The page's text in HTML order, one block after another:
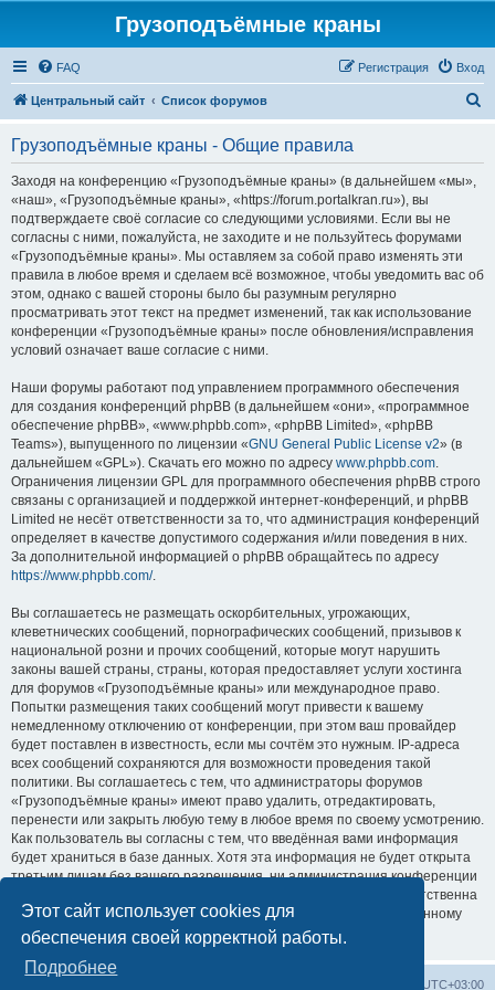
Этот сайт использует cookies для
обеспечения своей корректной работы.
Подробнее
Грузоподъёмные краны
FAQ Вход
Регистрация
Центральный сайт Список форумов
Грузоподъёмные краны - Общие правила
Заходя на конференцию «Грузоподъёмные краны» (в дальнейшем «мы»,
«наш», «Грузоподъёмные краны», «https://forum.portalkran.ru»), вы
подтверждаете своё согласие со следующими условиями. Если вы не
согласны с ними, пожалуйста, не заходите и не пользуйтесь форумами
«Грузоподъёмные краны». Мы оставляем за собой право изменять эти
правила в любое время и сделаем всё возможное, чтобы уведомить вас об
этом, однако с вашей стороны было бы разумным регулярно
просматривать этот текст на предмет изменений, так как использование
конференции «Грузоподъёмные краны» после обновления/исправления
условий означает ваше согласие с ними.
Наши форумы работают под управлением программного обеспечения
для создания конференций phpBB (в дальнейшем «они», «программное
обеспечение phpBB», «www.phpbb.com», «phpBB Limited», «phpBB
Teams»), выпущенного по лицензии «GNU General Public License v2» (в
дальнейшем «GPL»). Скачать его можно по адресу www.phpbb.com.
Ограничения лицензии GPL для программного обеспечения phpBB строго
связаны с организацией и поддержкой интернет-конференций, и phpBB
Limited не несёт ответственности за то, что администрация конференций
определяет в качестве допустимого содержания и/или поведения в них.
За дополнительной информацией о phpBB обращайтесь по адресу
https://www.phpbb.com/.
Вы соглашаетесь не размещать оскорбительных, угрожающих,
клеветнических сообщений, порнографических сообщений, призывов к
национальной розни и прочих сообщений, которые могут нарушить
законы вашей страны, страны, которая предоставляет услуги хостинга
для форумов «Грузоподъёмные краны» или международное право.
Попытки размещения таких сообщений могут привести к вашему
немедленному отключению от конференции, при этом ваш провайдер
будет поставлен в известность, если мы сочтём это нужным. IP-адреса
всех сообщений сохраняются для возможности проведения такой
политики. Вы соглашаетесь с тем, что администраторы форумов
«Грузоподъёмные краны» имеют право удалить, отредактировать,
перенести или закрыть любую тему в любое время по своему усмотрению.
Как пользователь вы согласны с тем, что введённая вами информация
будет храниться в базе данных. Хотя эта информация не будет открыта
третьим лицам без вашего разрешения, ни администрация конференции
«Грузоподъёмные краны», ни phpBB Limited не может быть ответственна
за действия хакеров, которые могут привести к несанкционированному
доступу к ней.
UTC+03:00